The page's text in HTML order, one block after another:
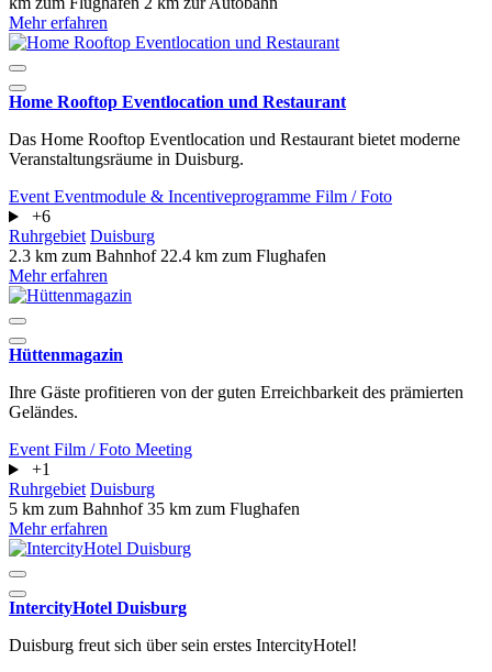
Mehr erfahren
Home Rooftop Eventlocation und Restaurant
Das Home Rooftop Eventlocation und Restaurant bietet moderne
Veranstaltungsräume in Duisburg.
Event Eventmodule & Incentiveprogramme Film / Foto
+6
Ruhrgebiet Duisburg
2.3 km zum Bahnhof 22.4 km zum Flughafen
Mehr erfahren
Hüttenmagazin
Ihre Gäste profitieren von der guten Erreichbarkeit des prämierten
Geländes.
Event Film / Foto Meeting
+1
Ruhrgebiet Duisburg
5 km zum Bahnhof35 km zum Flughafen
Mehr erfahren
IntercityHotel Duisburg
Duisburg freut sich über sein erstes IntercityHotel!